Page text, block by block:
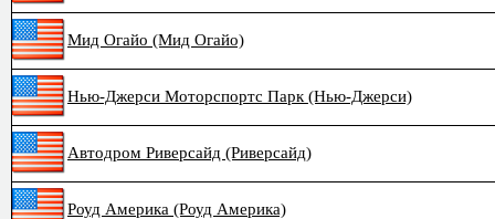
Мид Огайо (Мид Огайо)
Нью-Джерси Моторспортс Парк (Нью-Джерси)
Автодром Риверсайд (Риверсайд)
Роуд Америка (Роуд Америка)